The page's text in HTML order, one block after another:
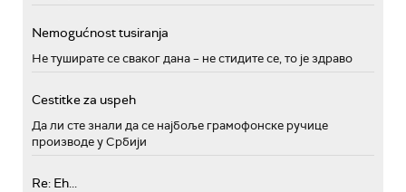
Nemogućnost tusiranja
Не туширате се сваког дана – не стидите се, то је здраво
Cestitke za uspeh
Да ли сте знали да се најбоље грамофонске ручице
производе у Србији
Re: Eh...